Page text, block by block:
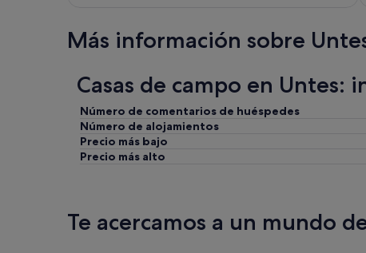
Más información sobre
Casas de campo en Untes:
Número de comentarios de huéspedes
Número de alojamientos
Precio más bajo
Precio más alto
Te acercamos a un mundo